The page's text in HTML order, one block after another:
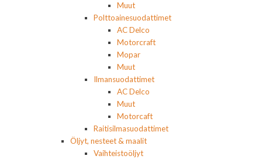
Muut
Polttoainesuodattimet
AC Delco
Motorcraft
Mopar
Muut
Ilmansuodattimet
AC Delco
Muut
Motorcaft
Raitisilmasuodattimet
Öljyt, nesteet & maalit
Vaihteistoöljyt